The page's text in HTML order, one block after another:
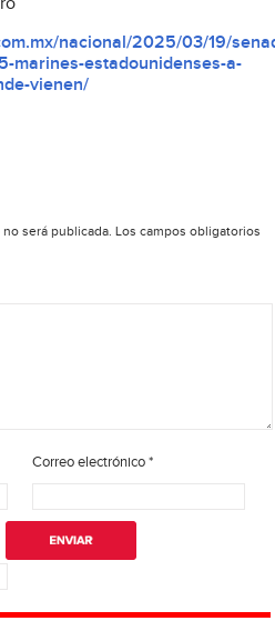
nacional/2025/03/19/
marines-estadounidenses-a-
vienen/
será publicada. Los campos obligatorios
Correo electrónico*